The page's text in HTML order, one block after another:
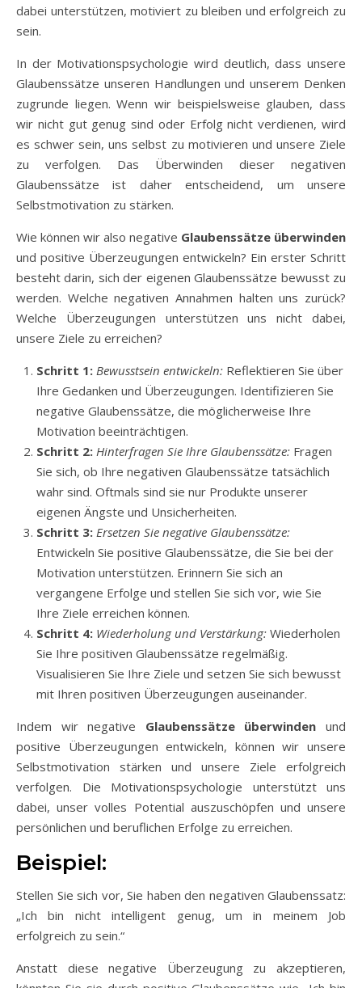
dabei unterstützen, motiviert zu bleiben und erfolgreich zu
sein.
In der Motivationspsychologie wird deutlich, dass unsere
Glaubenssätze unseren Handlungen und unserem Denken
zugrunde liegen. Wenn wir beispielsweise glauben, dass
wir nicht gut genug sind oder Erfolg nicht verdienen, wird
es schwer sein, uns selbst zu motivieren und unsere Ziele
zu verfolgen. Das Überwinden dieser negativen
Glaubenssätze ist daher entscheidend, um unsere
Selbstmotivation zu stärken.
Wie können wir also negative Glaubenssätze überwinden
und positive Überzeugungen entwickeln? Ein erster Schritt
besteht darin, sich der eigenen Glaubenssätze bewusst zu
werden. Welche negativen Annahmen halten uns zurück?
Welche Überzeugungen unterstützen uns nicht dabei,
unsere Ziele zu erreichen?
Schritt 1: Bewusstsein entwickeln: Reflektieren Sie über
Ihre Gedanken und Überzeugungen. Identifizieren Sie
negative Glaubenssätze, die möglicherweise Ihre
Motivation beeinträchtigen.
Schritt 2: Hinterfragen Sie Ihre Glaubenssätze: Fragen
Sie sich, ob Ihre negativen Glaubenssätze tatsächlich
wahr sind. Oftmals sind sie nur Produkte unserer
eigenen Ängste und Unsicherheiten.
Schritt 3: Ersetzen Sie negative Glaubenssätze:
Entwickeln Sie positive Glaubenssätze, die Sie bei der
Motivation unterstützen. Erinnern Sie sich an
vergangene Erfolge und stellen Sie sich vor, wie Sie
Ihre Ziele erreichen können.
Schritt 4: Wiederholung und Verstärkung: Wiederholen
Sie Ihre positiven Glaubenssätze regelmäßig.
Visualisieren Sie Ihre Ziele und setzen Sie sich bewusst
mit Ihren positiven Überzeugungen auseinander.
Indem wir negative Glaubenssätze überwinden und
positive Überzeugungen entwickeln, können wir unsere
Selbstmotivation stärken und unsere Ziele erfolgreich
verfolgen. Die Motivationspsychologie unterstützt uns
dabei, unser volles Potential auszuschöpfen und unsere
persönlichen und beruflichen Erfolge zu erreichen.
Beispiel:
Stellen Sie sich vor, Sie haben den negativen Glaubenssatz:
„Ich bin nicht intelligent genug, um in meinem Job
erfolgreich zu sein.“
Anstatt diese negative Überzeugung zu akzeptieren,